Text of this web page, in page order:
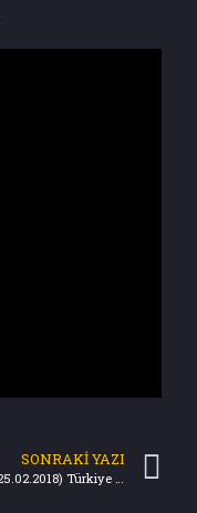
SONRAKI YAZI
Hocalı Soykırımı’nın Yıl Dönümü (25.02.2018) Türkiye Gazetesi